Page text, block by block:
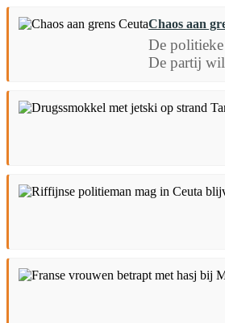
Chaos aan
De politieke
De partij